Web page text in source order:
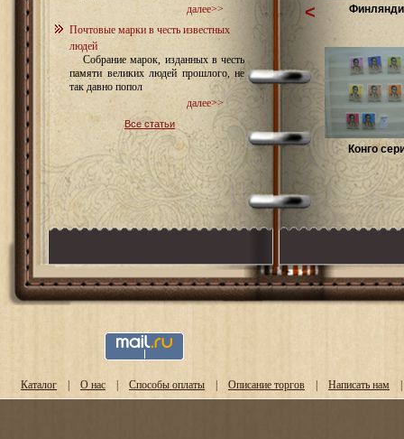
далее>>
Почтовые марки в честь известных
людей
Собрание марок, изданных в честь
памяти великих людей прошлого, не
так давно попол
далее>>
Все статьи
Конго
<
Каталог | О нас | Способы оплаты | Описание торгов | Написать нам |